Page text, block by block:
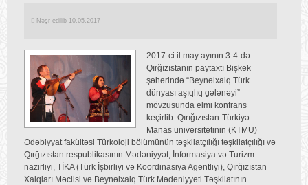
Nəşr edilib 10.05.2017
2017-ci il may ayının 3-4-də
Qırğızıstanın paytaxtı Bişkek
şəhərində “Beynəlxalq Türk
dünyası aşıqlıq gələnəyi”
mövzusunda elmi konfrans
keçirlib. Qırığızıstan-Türkiyə
Manas universitetinin (KTMU)
Ədəbiyyat fakültəsi Türkoloji bölümünün təşkilatçılığı təşkilatçılığı və
Qırğızıstan respublikasının Mədəniyyət, İnformasiya və Turizm
nazirliyi, TİKA (Türk İşbirliyi və Koordinasiya Agentliyi), Qırğızıstan
Xalqları Məclisi və Beynəlxalq Türk Mədəniyyəti Təşkilatının